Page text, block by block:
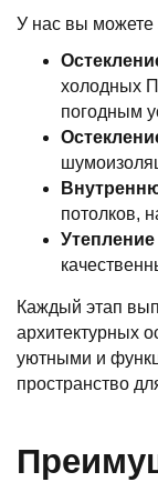
У нас вы можете
холодных
погодным
потолков,
Каждый этап
архитектурных
уютными и
пространство